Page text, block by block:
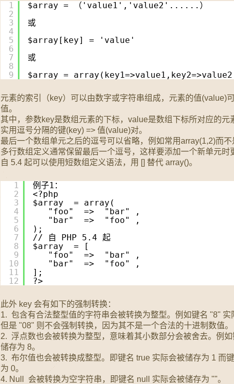
1
2
3
4
5
6
7
8
9
$array = （'value1','value2'......）
或
$array[key] = 'value'
或
$array =
元素的索引（key）可以由数字或字符串组成，元素的值(value)
值。
其中，参数key是数组元素的下标，value是数组下标所对应的元
实用逗号分隔的键(key) => 值(value)对。
最后一个数组单元之后的逗号可以省略，例如常用array(1,2)而不
多行数组定义通常保留最后一个逗号，这样要添加一个新单元时
自 5.4 起可以使用短数组定义语法，用 [] 替代 array()。
1
2
3
4
5
6
7
8
9
10
11
12
例子1：
<?php
$array  = array(
"foo"  =>  "bar" ,
"bar"  =>  "foo" ,
);
// 自 PHP 5.4 起
$array  = [
"foo"  =>  "bar" ,
"bar"  =>  "foo" ,
];
?>
此外 key 会有如下的强制转换：
1. 包含有合法整型值的字符串会被转换为整型。例如键名 "8" 实
但是 "08" 则不会强制转换，因为其不是一个合法的十进制数值。
2. 浮点数也会被转换为整型，意味着其小数部分会被舍去。例
储存为 8。
3. 布尔值也会被转换成整型。即键名 true 实际会被储存为 1 而
为 0。
4. Null 会被转换为空字符串，即键名 null 实际会被储存为 ""。